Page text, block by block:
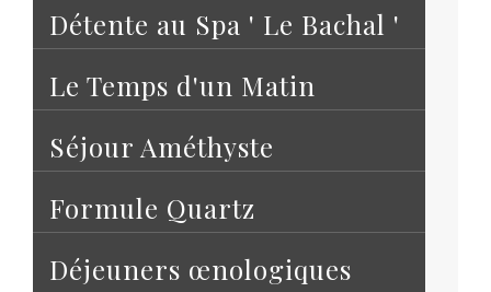
Détente au Spa ' Le Bachal '
Le Temps d'un Matin
Séjour Améthyste
Formule Quartz
Déjeuners œnologiques